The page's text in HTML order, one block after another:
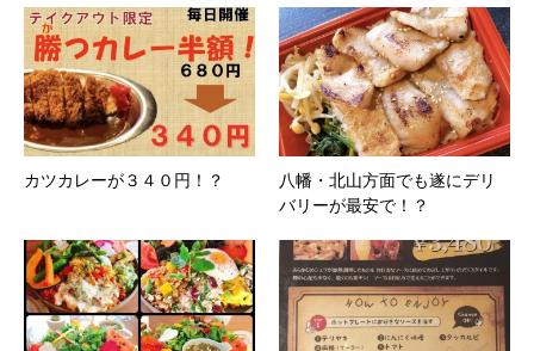
カツカレーが３４０円！？
八幡・北山方面でも遂にデリ
バリーが最安で！？